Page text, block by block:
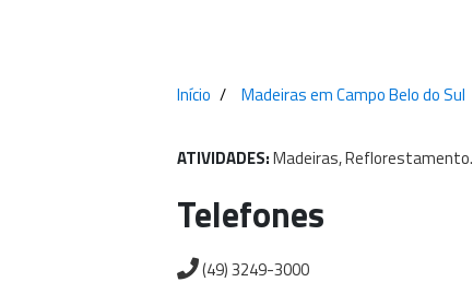
Início Madeiras em Campo Belo do Sul
ATIVIDADES:Madeiras,Reflorestamento.
Telefones
(49) 3249-3000